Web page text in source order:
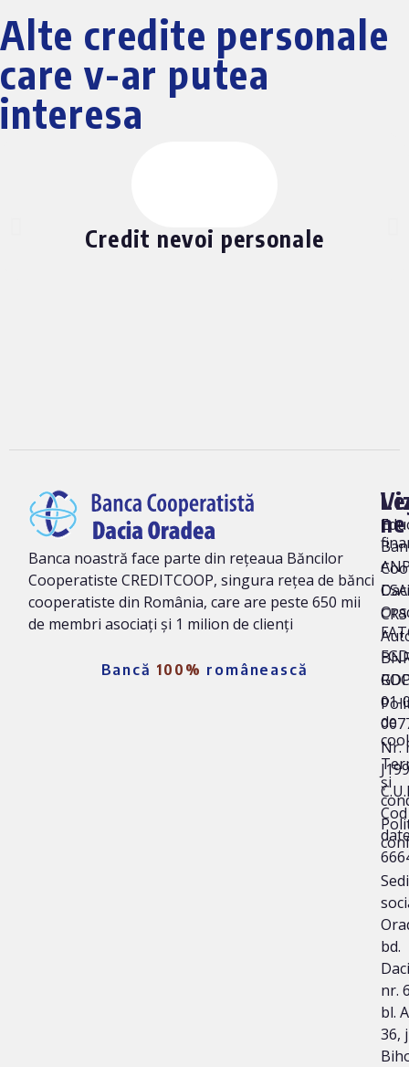
Alte credite personale
care v-ar putea
interesa
Credit nevoi personale
Banca noastră face parte din rețeaua Băncilor
Cooperatiste CREDITCOOP, singura rețea de bănci
cooperatiste din România, care are peste 650 mii
de membri asociați și 1 milion de clienți
Bancă 100% românească
ne
01-
Nr.
bd.
nr.
bl.
36,
de
și